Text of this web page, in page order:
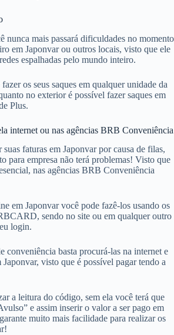
mais passará dificuldades no momento
em Japonvar ou outros locais, visto que ele
espalhadas pelo mundo inteiro.
os seus saques em qualquer unidade da
no exterior é possível fazer saques em
Plus.
internet ou nas agências BRB Conveniência
suas faturas em Japonvar por causa de filas,
para empresa não terá problemas! Visto que
nas agências BRB Conveniência
em Japonvar você pode fazê-los usando os
sendo no site ou em qualquer outro
login.
conveniência basta procurá-las na internet e
visto que é possível pagar tendo a
a leitura do código, sem ela você terá que
e assim inserir o valor a ser pago em
muito mais facilidade para realizar os